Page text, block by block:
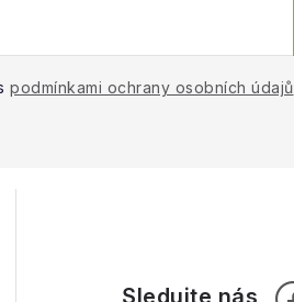
podmínkami ochrany osobních údajů